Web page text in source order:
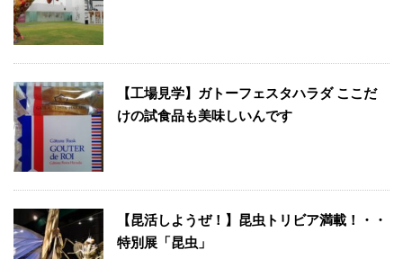
【工場見学】ガトーフェスタハラダ ここだ
けの試食品も美味しいんです
【昆活しようぜ！】昆虫トリビア満載！・・
特別展「昆虫」